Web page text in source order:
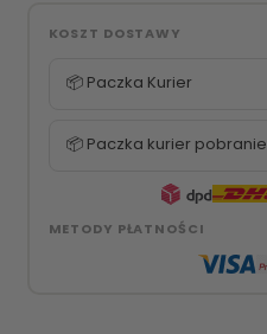
KOSZT DOSTAWY
📦 Paczka Kurier
📦 Paczka kurier pobranie
METODY PŁATNOŚCI